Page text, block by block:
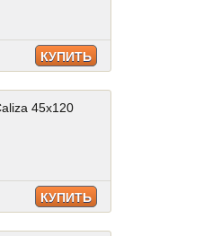
КУПИТЬ
45x120
КУПИТЬ